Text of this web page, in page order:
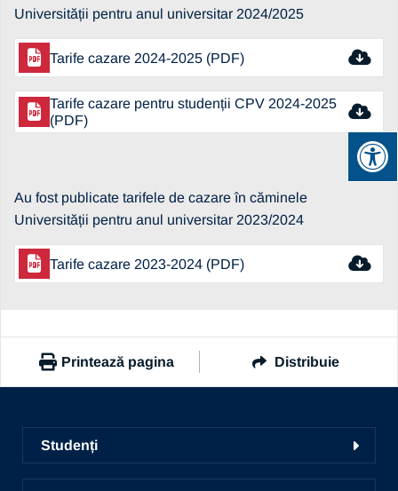
Universității pentru anul universitar 2024/2025
Tarife cazare 2024-2025 (PDF)
Tarife cazare pentru studenții CPV 2024-2025
(PDF)
Au fost publicate tarifele de cazare în căminele
Universității pentru anul universitar 2023/2024
Tarife cazare 2023-2024 (PDF)
Printează pagina Distribuie
2024-2025
Copiază link
Studenți
Facultăți